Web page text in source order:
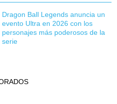
Dragon Ball Legends anuncia un
evento Ultra en 2026 con los
personajes más poderosos de la
serie